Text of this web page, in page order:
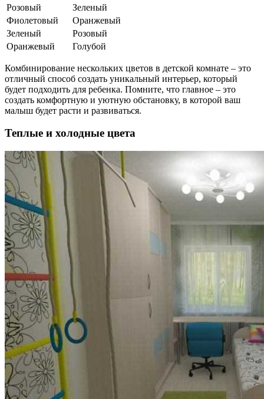
Розовый
Зеленый
Фиолетовый
Оранжевый
Зеленый
Розовый
Оранжевый
Голубой
Комбинирование нескольких цветов в детской комнате – это
отличный способ создать уникальный интерьер, который
будет подходить для ребенка. Помните, что главное – это
создать комфортную и уютную обстановку, в которой ваш
малыш будет расти и развиваться.
Теплые и холодные цвета